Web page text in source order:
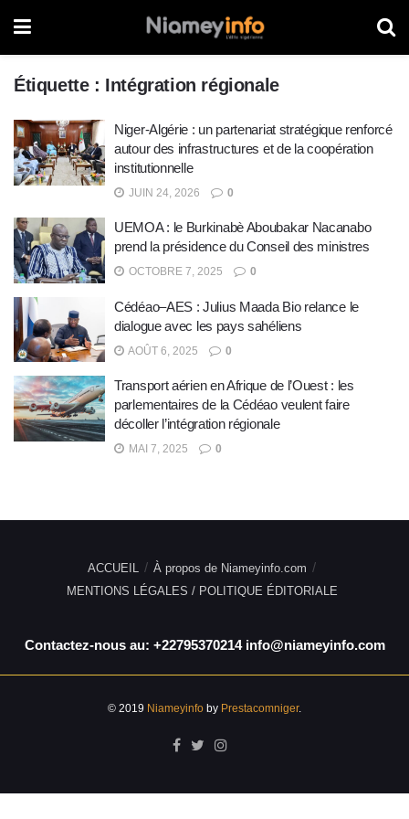
Étiquette : Intégration régionale
Niger-Algérie : un partenariat stratégique renforcé
autour des infrastructures et de la coopération
institutionnelle
JUIN 24, 2026 0
UEMOA : le Burkinabè Aboubakar Nacanabo
prend la présidence du Conseil des ministres
OCTOBRE 7, 2025 0
Cédéao–AES : Julius Maada Bio relance le
dialogue avec les pays sahéliens
AOÛT 6, 2025 0
Transport aérien en Afrique de l’Ouest : les
parlementaires de la Cédéao veulent faire
décoller l’intégration régionale
MAI 7, 2025 0
ACCUEIL
À propos de Niameyinfo.com
MENTIONS LÉGALES / POLITIQUE ÉDITORIALE
Contactez-nous au: +22795370214 info@niameyinfo.com
© 2019 Niameyinfo by Prestacomniger.